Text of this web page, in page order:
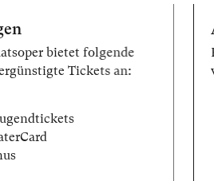
bietet folgende
Tickets an: